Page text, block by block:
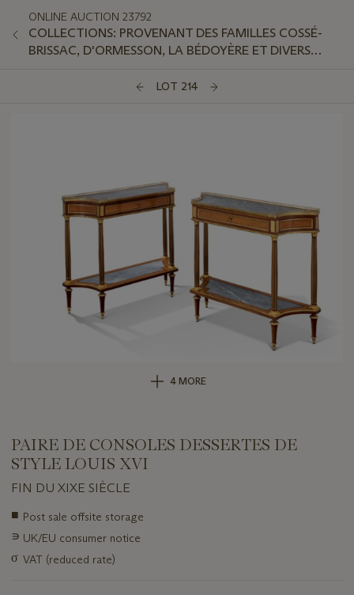
ONLINE AUCTION 23792
COLLECTIONS: PROVENANT DES FAMILLES COSSÉ-
BRISSAC, D'ORMESSON, LA BÉDOYÈRE ET DIVERS
LOT 214
4 MORE
PAIRE DE CONSOLES DESSERTES DE
STYLE LOUIS XVI
FIN DU XIXE SIÈCLE
Important
about
this
■ Post sale offsite storage
∍ UK/EU consumer notice
σ VAT (reduced rate)